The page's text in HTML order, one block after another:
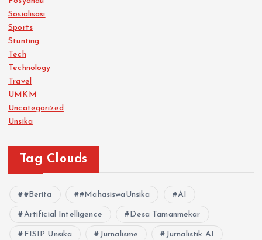
Sosialisasi
Sports
Stunting
Tech
Technology
Travel
UMKM
Uncategorized
Unsika
Tag Clouds
#Berita #MahasiswaUnsika AI
Artificial Intelligence Desa Tamanmekar
FISIP Unsika Jurnalisme Jurnalistik AI